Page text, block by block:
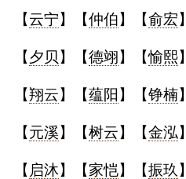
【云宁】【仲伯】【俞宏】
【夕贝 】【德翊】【愉熙】
【翔云】【蕴阳 】【铮楠】
【元溪】【树云】【金泓】
【 启沐】【家恺】【振玖 】